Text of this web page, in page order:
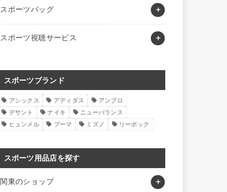
スポーツバッグ
スポーツ視聴サービス
スポーツブランド
アシックス アディダス
アンブロ
デサント
ナイキ
ニューバランス
ヒュンメル
プーマ ミズノ リーボック
スポーツ用品店を探す
関東のショップ